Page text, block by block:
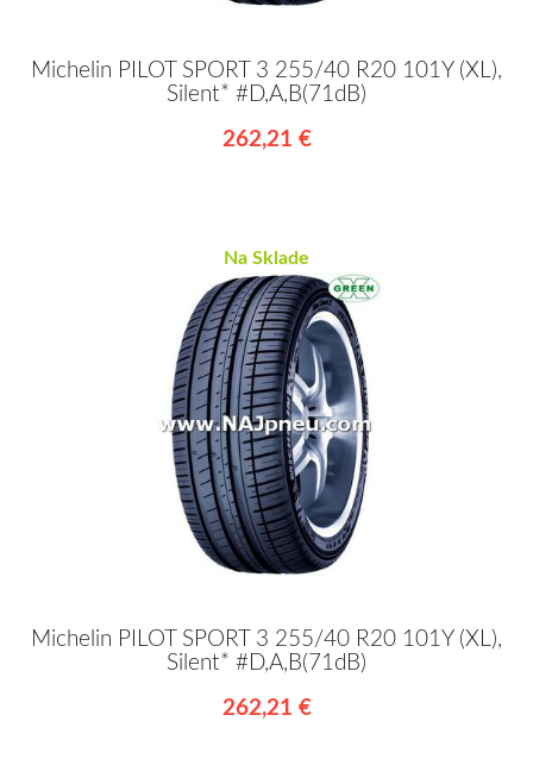
Michelin PILOT SPORT 3 255/40 R20 101Y (XL),
Silent* #D,A,B(71dB)
262,21 €
Na Sklade
Michelin PILOT SPORT 3 255/40 R20 101Y (XL),
Silent* #D,A,B(71dB)
262,21 €